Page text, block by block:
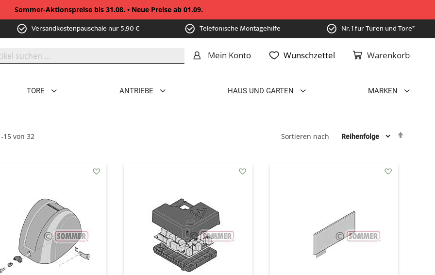
Sommer-Aktionspreise bis 31.08. • Neue Preise ab 01.09.
Versandkostenpauschale nur 5,90 € Telefonische Montagehilfe Nr. 1 für Türen und Tore*
Warenkorb
Mein Konto Wunschzettel
TORE ANTRIEBE HAUS UND GARTEN MARKEN
-15von 32 Sortieren nach